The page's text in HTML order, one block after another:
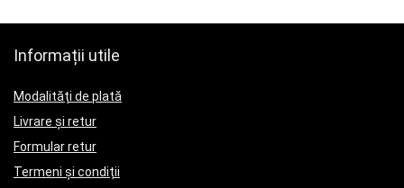
Informații utile
Modalități de plată
Livrare și retur
Formular retur
Termeni și condiții